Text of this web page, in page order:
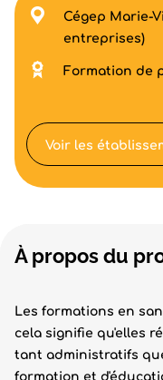
À propos du
Les formations en
cela signifie qu'elles
tant administratifs
formation et
Cégep Marie-
entreprises)
Formation de
Voir les